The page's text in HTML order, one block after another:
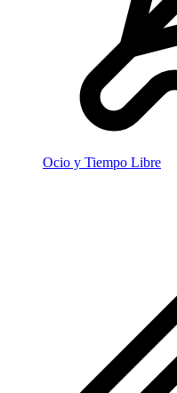
Ocio y Tiempo Libre